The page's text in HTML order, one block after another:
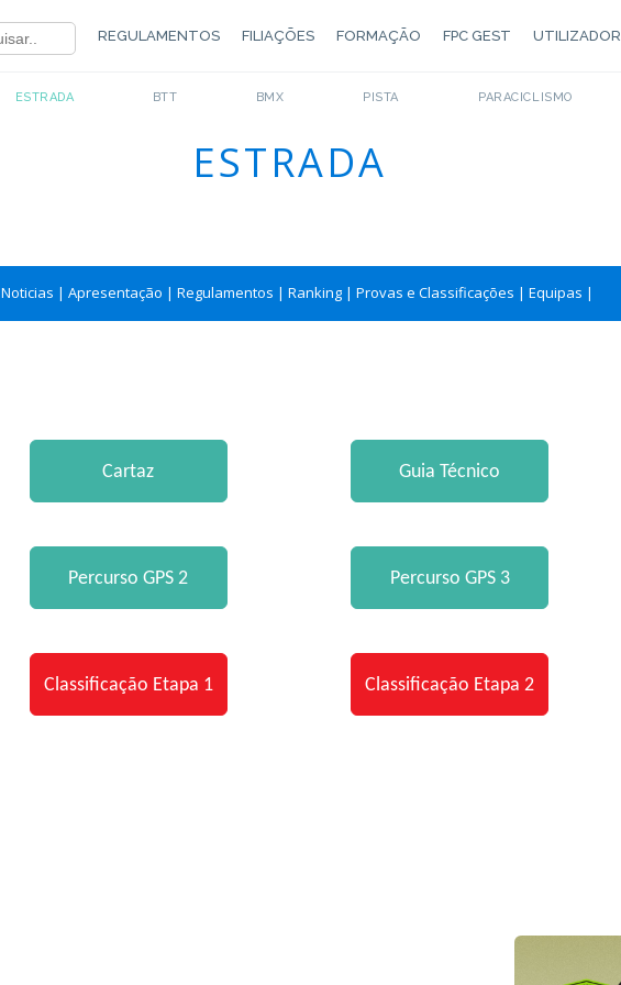
REGULAMENTOS FILIAÇÕES FORMAÇÃO FPC GEST UTILIZADOR
ESTRADA BTT BMX PISTA PARACICLISMO
ESTRADA
Noticias | Apresentação | Regulamentos | Ranking | Provas e Classificações | Equipas |